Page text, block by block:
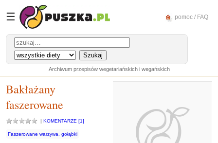
☰ pomoc / FAQ
Archiwum przepisów wegetariańskich i wegańskich
Bakłażany
faszerowane
| KOMENTARZE [1]
Faszerowane warzywa, gołąbki